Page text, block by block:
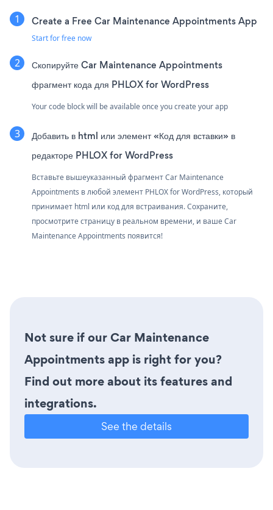
Create a Free Car Maintenance Appointments App
Start for free now
Скопируйте Car Maintenance Appointments
фрагмент кода для PHLOX for WordPress
Your code block will be available once you create your app
Добавить в html или элемент «Код для вставки» в
редакторе PHLOX for WordPress
Вставьте вышеуказанный фрагмент Car Maintenance
Appointments в любой элемент PHLOX for WordPress, который
принимает html или код для встраивания. Сохраните,
просмотрите страницу в реальном времени, и ваше Car
Maintenance Appointments появится!
Not sure if our Car Maintenance
Appointments app is right for you?
Find out more about its features and
integrations.
See the details